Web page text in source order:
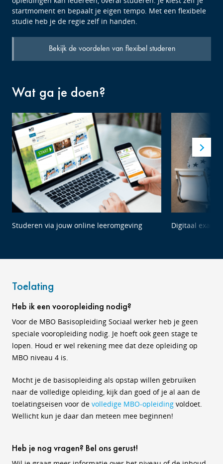
startmoment en bepaalt je eigen tempo. Met een flexibele
studie heb je de regie zelf in handen.
Bekijk de voordelen van flexibel studeren
Wat ga je doen?
Studeren via jouw online leeromgeving Digitaal
Toelating
Heb ik een vooropleiding nodig?
Voor de MBO Basisopleiding Sociaal werker heb je geen
speciale vooropleiding nodig. Je hoeft ook geen stage te
lopen. Houd er wel rekening mee dat deze opleiding op
MBO niveau 4 is.
Mocht je de basisopleiding als opstap willen gebruiken
naar de volledige opleiding, kijk dan goed of je al aan de
toelatingseisen voor de volledige MBO-opleiding voldoet.
Wellicht kun je daar dan meteen mee beginnen!
Heb je nog vragen? Bel ons gerust!